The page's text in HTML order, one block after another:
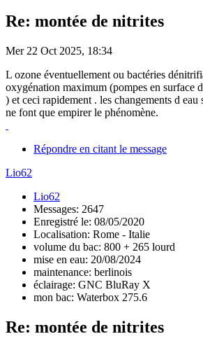
Re: montée de nitrites
Mer 22 Oct 2025, 18:34
L ozone éventuellement ou bactéries
oxygénation maximum (pompes en surface
) et ceci rapidement . les changements d
ne font que empirer le phénomène.
Répondre en citant le message
Lio62
Lio62
Messages: 2647
Enregistré le: 08/05/2020
Localisation: Rome - Italie
volume du bac: 800 + 265 lourd
mise en eau: 20/08/2024
maintenance: berlinois
éclairage: GNC BluRay X
mon bac: Waterbox 275.6
Re: montée de nitrites